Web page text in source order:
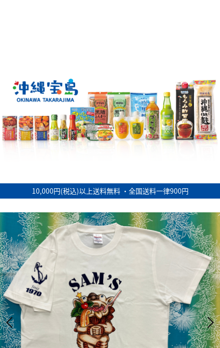
10,000円(税込)以上送料無料 ・全国送料一律900円